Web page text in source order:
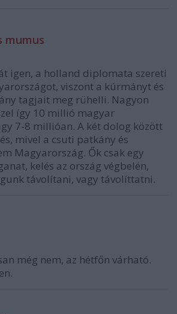
mumus
igen, a holland diplomata szereti
viszont a kúrmányt és
tagjait meg rühelli. Nagyon
így 10 millió magyar
7-8 millióan. A két dolog között
mivel a csuti patkány és
Magyarország. Ők csak egy
kelés az ország végbelén,
távolítani, vagy távolíttatni.
még nem, az hétfőn várható.